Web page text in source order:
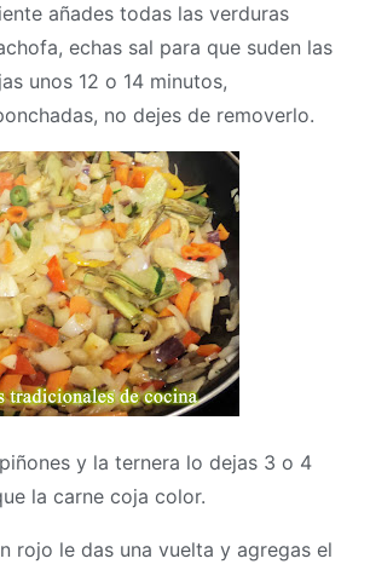
añades todas las verduras
echas sal para que suden las
unos 12 o 14 minutos,
no dejes de removerlo.
y la ternera lo dejas 3 o 4
la carne coja color.
rojo le das una vuelta y agregas el